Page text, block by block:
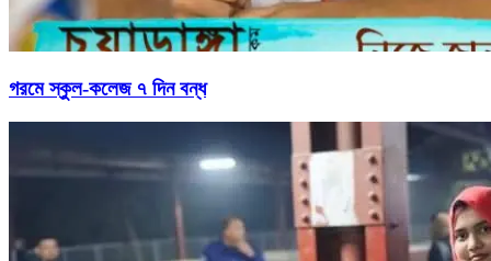
গরমে স্কুল-কলেজ ৭ দিন বন্ধ